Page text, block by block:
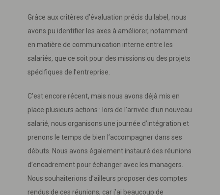
Grâce aux critères d’évaluation précis du label, nous
avons pu identifier les axes à améliorer, notamment
en matière de communication interne entre les
salariés, que ce soit pour des missions ou des projets
spécifiques de l’entreprise.
C’est encore récent, mais nous avons déjà mis en
place plusieurs actions : lors de l’arrivée d’un nouveau
salarié, nous organisons une journée d’intégration et
prenons le temps de bien l’accompagner dans ses
débuts. Nous avons également instauré des réunions
d’encadrement pour échanger avec les managers.
Nous souhaiterions d’ailleurs proposer des comptes
rendus de ces réunions, car j’ai beaucoup de